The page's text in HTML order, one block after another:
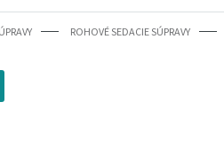
ROHOVÉ SEDACIE SÚPRAVY